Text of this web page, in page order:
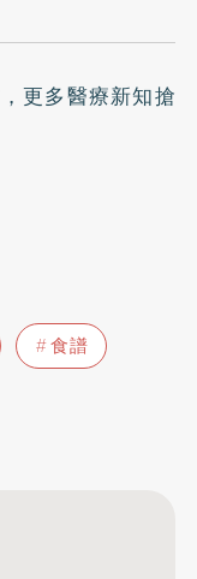
，更多醫療新知搶
食譜